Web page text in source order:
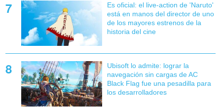
Es oficial: el live-action de 'Naruto'
está en manos del director de uno
de los mayores estrenos de la
historia del cine
Ubisoft lo admite: lograr la
navegación sin cargas de AC
Black Flag fue una pesadilla para
los desarrolladores